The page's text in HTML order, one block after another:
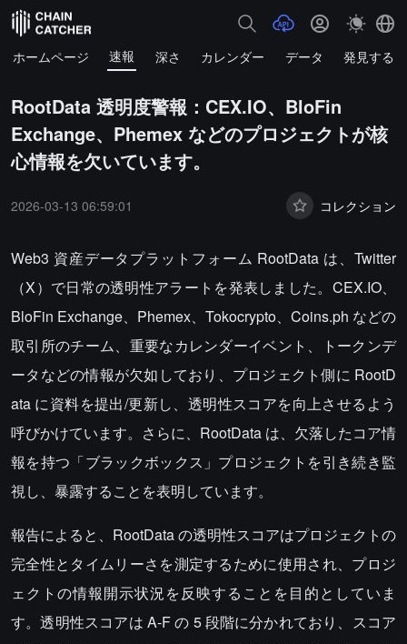
ホームページ 速報 深さ カレンダー データ 発見する
RootData 透明度警報：CEX.IO、BloFin
Exchange、Phemex などのプロジェクトが核
心情報を欠いています。
2026-03-13 06:59:01 コレクション
Web3 資産データプラットフォーム RootData は、Twitter
（X）で日常の透明性アラートを発表しました。CEX.IO、
BloFin Exchange、Phemex、Tokocrypto、Coins.ph などの
取引所のチーム、重要なカレンダーイベント、トークンデ
ータなどの情報が欠如しており、プロジェクト側に RootD
ata に資料を提出/更新し、透明性スコアを向上させるよう
呼びかけています。さらに、RootData は、欠落したコア情
報を持つ「ブラックボックス」プロジェクトを引き続き監
視し、暴露することを表明しています。
報告によると、RootData の透明性スコアはプロジェクトの
完全性とタイムリーさを測定するために使用され、プロジ
ェクトの情報開示状況を反映することを目的としていま
す。透明性スコアは A-F の 5 段階に分かれており、スコア